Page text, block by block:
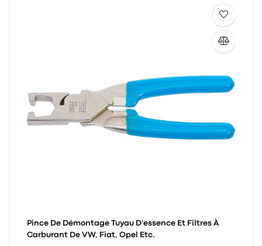
Pince De Démontage Tuyau D'essence Et Filtres À
Carburant De VW, Fiat, Opel Etc.